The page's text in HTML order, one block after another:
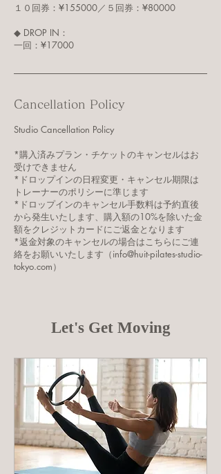
１０回券：¥155000／５回券：¥80000
◆ DROP IN：
一回：¥17000
Cancellation Policy
Studio Cancellation Policy
*購入済みプラン・チケットのキャンセルはお
受けできません
*ドロップインの日程変更・キャンセル期限は
トレーナーのポリシーに準じます
*ドロップインのキャンセル手数料は予約直後
から発生いたします、購入額の10%を除いた金
額をクレジットカードにご返金となります
*返金対象のキャンセルの場合はこちらにご連
絡をお願いいたします（info@huit-pilates-studio-
tokyo.com）
Let's Get Moving